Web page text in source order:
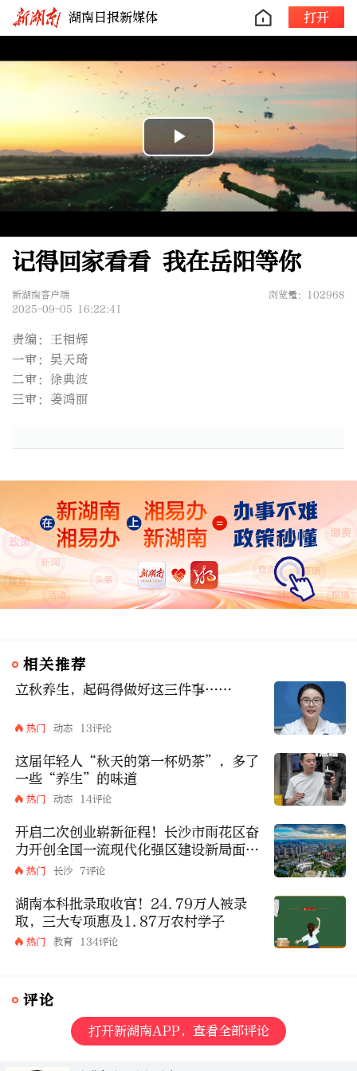
湖南日报新媒体 打开
Play
Video
记得回家看看 我在岳阳等你
新湖南客户端
浏览量：102968
2025-09-05 16:22:41
责编：王相辉
一审：吴天琦
二审：徐典波
三审：姜鸿丽
相关推荐
立秋养生，起码得做好这三件事……
热门 动态 13评论
这届年轻人“秋天的第一杯奶茶”，多了
一些“养生”的味道
热门 动态 14评论
开启二次创业崭新征程！长沙市雨花区奋
力开创全国一流现代化强区建设新局面丨
湖南日报特稿
热门 长沙 7评论
湖南本科批录取收官！24.79万人被录
取，三大专项惠及1.87万农村学子
热门 教育 134评论
评论
打开新湖南APP，查看全部评论